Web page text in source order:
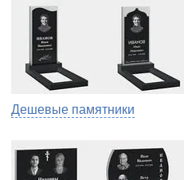
Дешевые памятники